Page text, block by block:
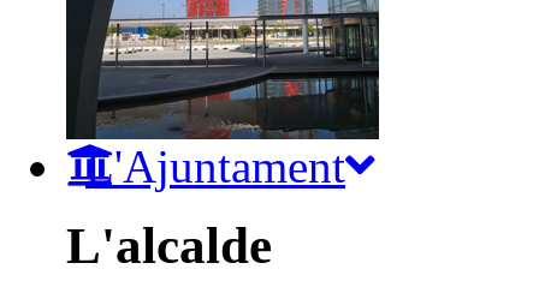
L'Ajuntament
L'alcalde